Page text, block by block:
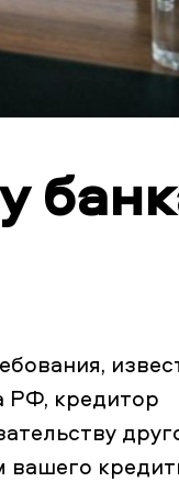
РФ, кредитор
вашего